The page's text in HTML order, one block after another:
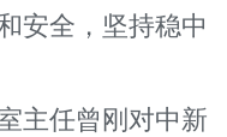
安全，坚持稳中
任曾刚对中新